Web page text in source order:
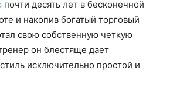
почти десять лет в бесконечной
и накопив богатый торговый
свою собственную четкую
он блестяще дает
исключительно простой и